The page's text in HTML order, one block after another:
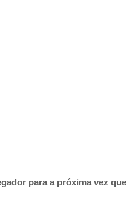
para a próxima vez que